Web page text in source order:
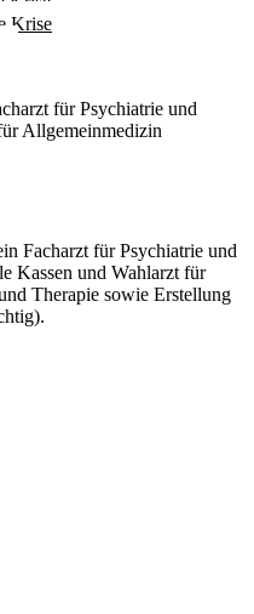
Krise
für Psychiatrie und
Allgemeinmedizin
Facharzt für Psychiatrie und
Kassen und Wahlarzt für
Therapie sowie Erstellung